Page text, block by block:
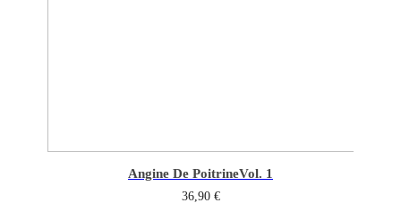
Angine De PoitrineVol. 1
36,90 €